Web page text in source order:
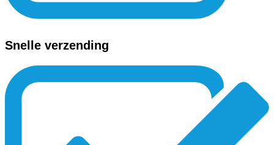
Snelle verzending